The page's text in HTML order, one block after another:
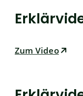
Zum Video